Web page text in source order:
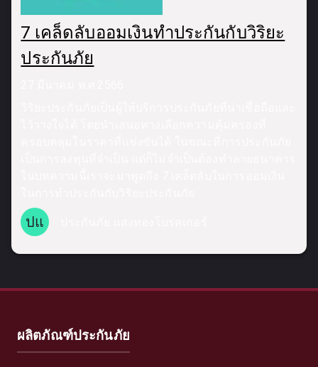
7 เคล็ดลับออมเงินทำประกันกับวิริยะ
ประกันภัย
ปแ
ผลิตภัณฑ์ประกันภัย